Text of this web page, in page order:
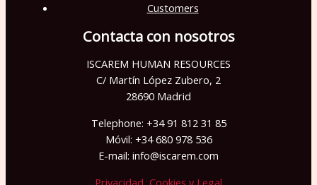
Customers
Contacta con nosotros
ISCAREM HUMAN RESOURCES
C/ Martín López Zubero, 2
28690 Madrid
Telephone: +34 91 812 31 85
Móvil: +34 680 978 536
E-mail: info@iscarem.com
Privacidad, Cookies y Legal